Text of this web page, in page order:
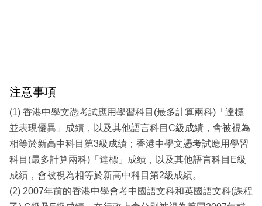
注意事項
(1) 香港中學文憑考試應用學習科目(最多計算兩科)「達標
並表現優異」成績，以及其他語言科目C級成績，會被視為
相等於新高中科目第3級成績；香港中學文憑考試應用學習
科目(最多計算兩科)「達標」成績，以及其他語言科目E級
成績，會被視為相等於新高中科目第2級成績。
(2) 2007年前的香港中學會考中國語文科和英國語文科(課程